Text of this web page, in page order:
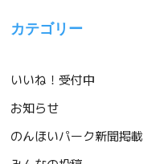
カテゴリー
いいね！受付中
お知らせ
のんほいパーク新聞掲載